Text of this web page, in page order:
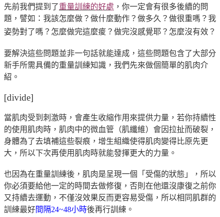
先前我們提到了 重量訓練的好處 ，你一定會有很多後續的問
題，譬如：我該怎麼做？做什麼動作？做多久？做很重嗎？我
姿勢對了嗎？怎麼做完這麼痠？做完沒感覺耶？怎麼沒有效？
要解決這些問題並非一句話就能達成，這些問題包含了大部分
新手所需具備的重量訓練知識，我們先來做個簡單的肌肉介
紹。
[divide]
當肌肉受到刺激時，會產生收縮作用來提供力量，若你持續性
的使用肌肉時，肌肉中的微血管（肌纖維）會因拉扯而破裂，
身體為了去填補這些裂痕，增生組織使得肌肉變得比原先更
大，所以下次再使用肌肉時就能發揮更大的力量。
也因為在重量訓練後，肌肉是呈現一個「受傷的狀態」，所以
你必須要給他一定的時間去做修復，否則在他還沒康復之前你
又持續去運動，不僅沒效果反而更容易受傷，所以相同肌群的
訓練最好間隔24~48小時後再行訓練。